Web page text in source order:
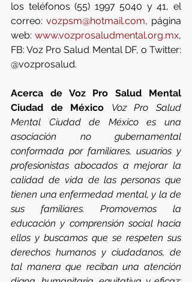
los teléfonos (55) 1997 5040 y 41, el
correo: vozpsm@hotmail.com, página
web: www.vozprosaludmental.org.mx,
FB: Voz Pro Salud Mental DF, o Twitter:
@vozprosalud.
Acerca de Voz Pro Salud Mental
Ciudad de México
Voz Pro Salud
Mental Ciudad de México es una
asociación no gubernamental
conformada por familiares, usuarios y
profesionistas abocados a mejorar la
calidad de vida de las personas que
tienen una enfermedad mental, y la de
sus familiares. Promovemos la
educación y comprensión social hacia
ellos y buscamos que se respeten sus
derechos humanos y ciudadanos, de
tal manera que reciban una atención